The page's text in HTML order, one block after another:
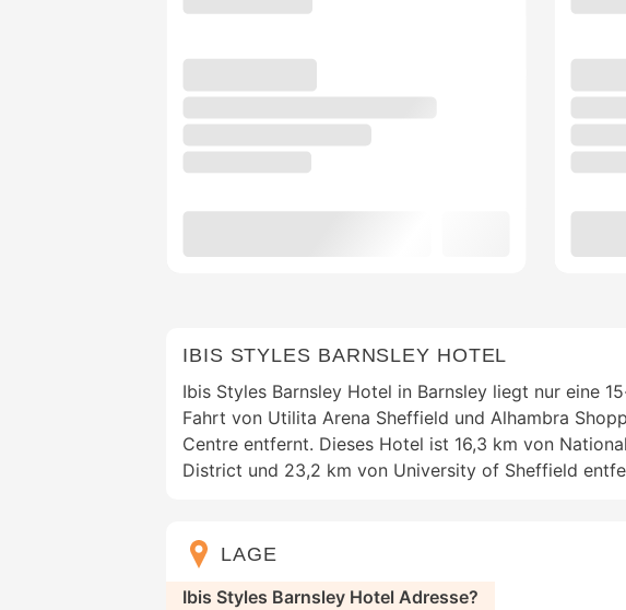
IBIS STYLES BARNSLEY HOTEL
Ibis Styles Barnsley Hotel in Barnsley liegt nur eine
Fahrt von Utilita Arena Sheffield und Alhambra
Centre entfernt. Dieses Hotel ist 16,3 km von
District und 23,2 km von University of Sheffield
LAGE
Ibis Styles Barnsley Hotel Adresse?